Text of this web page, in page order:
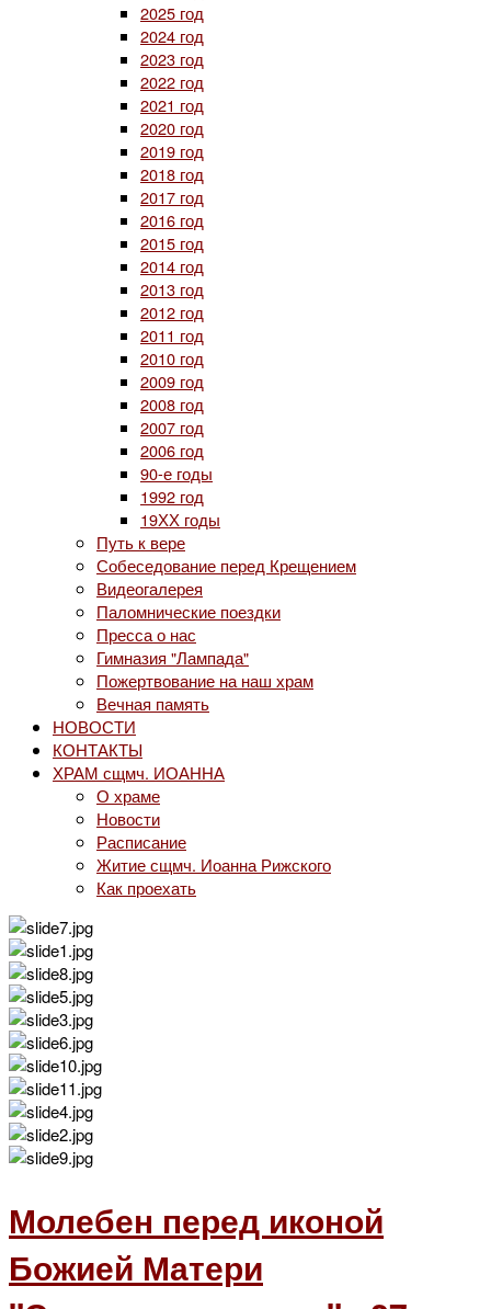
2025 год
2024 год
2023 год
2022 год
2021 год
2020 год
2019 год
2018 год
2017 год
2016 год
2015 год
2014 год
2013 год
2012 год
2011 год
2010 год
2009 год
2008 год
2007 год
2006 год
90-е годы
1992 год
19ХХ годы
Путь к вере
Собеседование перед Крещением
Видеогалерея
Паломнические поездки
Пресса о нас
Гимназия "Лампада"
Пожертвование на наш храм
Вечная память
НОВОСТИ
КОНТАКТЫ
ХРАМ сщмч. ИОАННА
О храме
Новости
Расписание
Житие сщмч. Иоанна Рижского
Как проехать
Молебен перед иконой
Божией Матери